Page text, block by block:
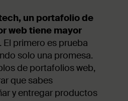
un portafolio de
web tiene mayor
. El primero es prueba
solo una promesa.
de portafolios web,
que sabes
y entregar productos